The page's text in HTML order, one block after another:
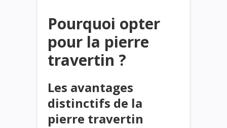
Pourquoi opter
pour la pierre
travertin ?
Les avantages
distinctifs de la
pierre travertin